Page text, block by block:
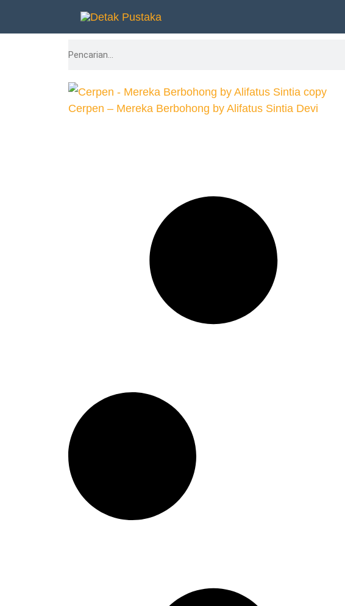
Search
Cerpen – Mereka Berbohong by Alifatus Sintia Devi